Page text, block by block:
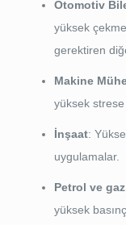
Otomotiv
yüksek
gerektiren
Makine
yüksek
İnşaat:
uygulamalar.
Petrol ve
yüksek